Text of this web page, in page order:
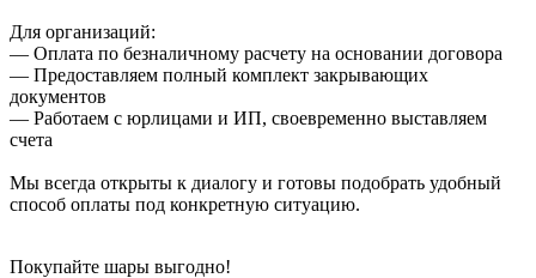
Для организаций:
— Оплата по безналичному расчету на основании договора
— Предоставляем полный комплект закрывающих
документов
— Работаем с юрлицами и ИП, своевременно выставляем
счета
Мы всегда открыты к диалогу и готовы подобрать удобный
способ оплаты под конкретную ситуацию.
Покупайте шары выгодно!